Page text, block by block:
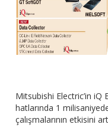
Mitsubishi Electric’in iQ
hatlarında 1
çalışmalarının etkisini